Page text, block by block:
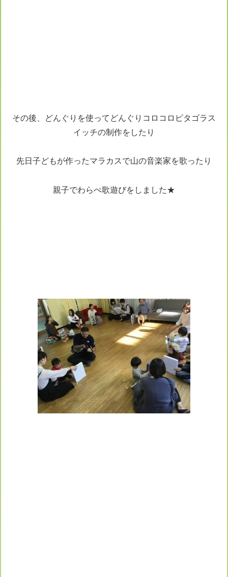
その後、どんぐりを使ってどんぐりコロコロピタゴラス
イッチの制作をしたり
先日子どもが作ったマラカスで山の音楽家を歌ったり
親子でわらべ歌遊びをしました★